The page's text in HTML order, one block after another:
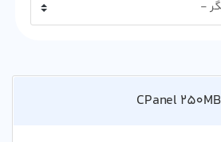
CPanel 250MB